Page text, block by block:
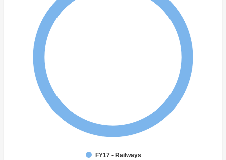
FY17 - Railways